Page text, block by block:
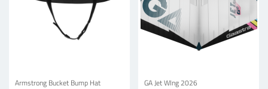
Armstrong Bucket Bump Hat GA Jet WIng 2026